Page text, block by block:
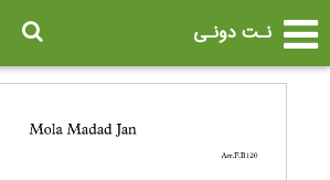
نـت دونـی